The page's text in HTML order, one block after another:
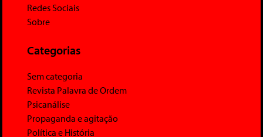
Redes Sociais
Sobre
Categorias
Sem categoria
Revista Palavra de Ordem
Psicanálise
Propaganda e agitação
Política e História